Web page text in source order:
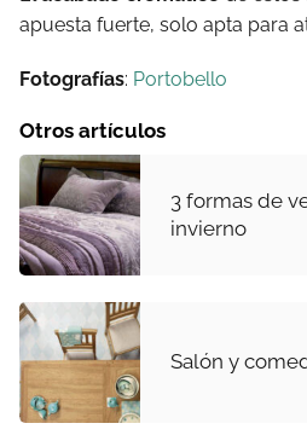
apuesta fuerte, solo apta para
Fotografías: Portobello
Otros artículos
3 formas de
invierno
Salón y